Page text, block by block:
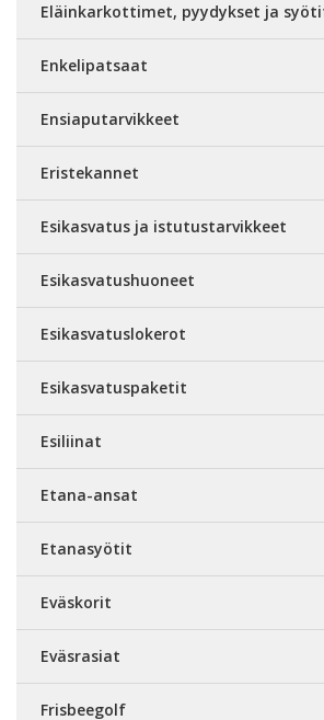
Eläinkarkottimet, pyydykset ja
Enkelipatsaat
Ensiaputarvikkeet
Eristekannet
Esikasvatus ja istutustarvikkeet
Esikasvatushuoneet
Esikasvatuslokerot
Esikasvatuspaketit
Esiliinat
Etana-ansat
Etanasyötit
Eväskorit
Eväsrasiat
Frisbeegolf